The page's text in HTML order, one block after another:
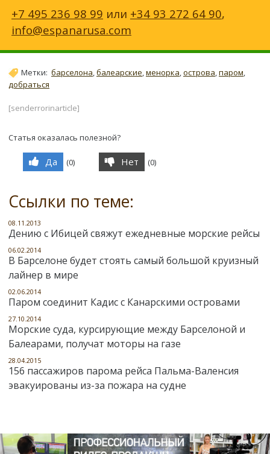
+7 495 236 98 99 или +34 93 272 64 90,
info@espanarusa.com
Метки: барселона,балеарские,менорка,острова,паром,
добраться
[senderrorinarticle]
Статья оказалась полезной?
Да (0) Нет (0)
Ссылки по теме:
08.11.2013
Дению с Ибицей свяжут ежедневные морские рейсы
06.02.2014
В Барселоне будет стоять самый большой круизный
лайнер в мире
02.06.2014
Паром соединит Кадис с Канарскими островами
27.10.2014
Морские суда, курсирующие между Барселоной и
Балеарами, получат моторы на газе
28.04.2015
156 пассажиров парома рейса Пальма-Валенсия
эвакуированы из-за пожара на судне